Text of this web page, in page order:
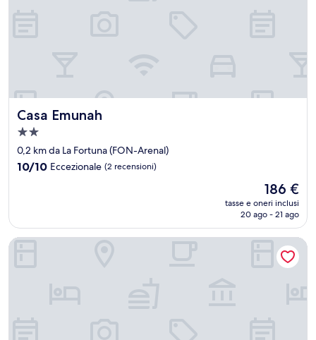
Casa Emunah
Casa Emunah
Struttura
a
2.0
stelle
0,2 km da La Fortuna (FON-Arenal)
10.0
recensioni)
10/10 Eccezionale (2 recensioni)
Il
prezzo
attuale
186 €
186 €
tasse e oneri inclusi
20 ago - 21 ago
Cabinas Lupita